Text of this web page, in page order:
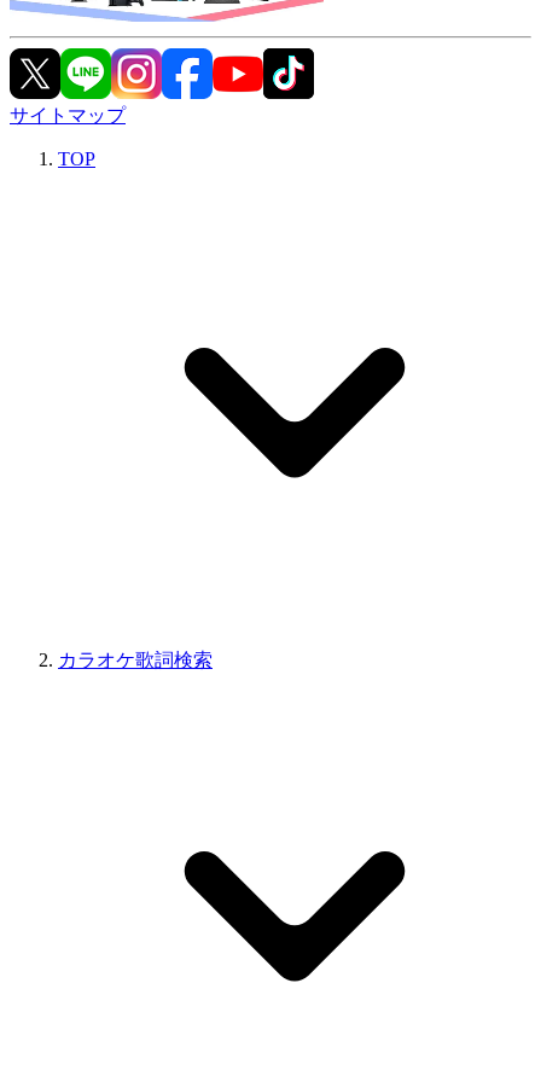
サイトマップ
TOP
カラオケ歌詞検索